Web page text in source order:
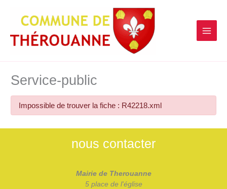
contenu
Service-public
Impossible de trouver la fiche : R42218.xml
nous contacter
Mairie de Therouanne
5 place de l'église